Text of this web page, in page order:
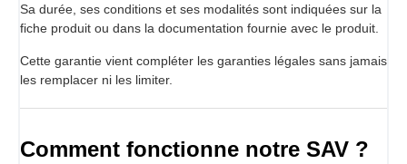
Sa durée, ses conditions et ses modalités sont indiquées sur la
fiche produit ou dans la documentation fournie avec le produit.
Cette garantie vient compléter les garanties légales sans jamais
les remplacer ni les limiter.
Comment fonctionne notre SAV ?